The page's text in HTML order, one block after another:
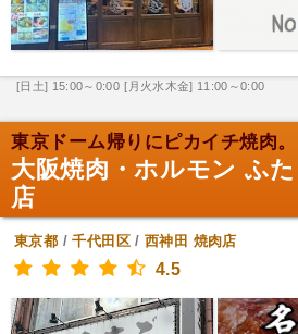
[日土] 15:00～0:00 [月火水木金] 11:00～0:00
東京ドーム帰りにピカイチ焼肉。
大阪焼肉・ホルモン ふ
店
東京都 /千代田区/西神田 焼肉店
4.5